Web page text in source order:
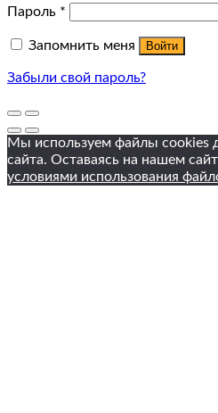
Пароль *
Запомнить меня Войти
Забыли свой пароль?
Мы используем файлы cookies
сайта. Оставаясь на нашем
условиями использования